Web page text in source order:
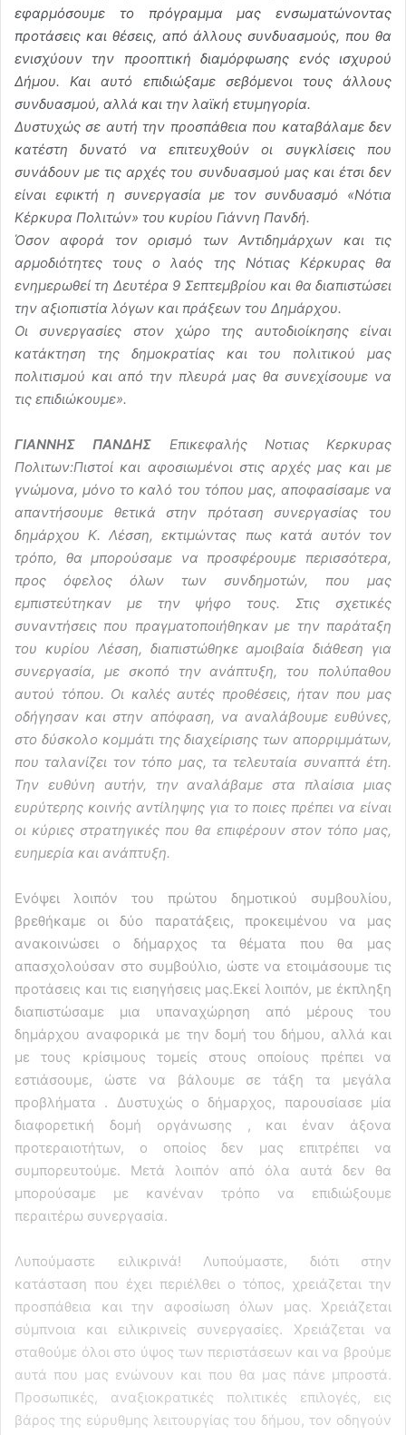
εφαρμόσουμε το πρόγραμμα μας ενσωματώνοντας
προτάσεις και θέσεις, από άλλους συνδυασμούς, που θα
ενισχύουν την προοπτική διαμόρφωσης ενός ισχυρού
Δήμου. Και αυτό επιδιώξαμε σεβόμενοι τους άλλους
συνδυασμού, αλλά και την λαϊκή ετυμηγορία.
Δυστυχώς σε αυτή την προσπάθεια που καταβάλαμε δεν
κατέστη δυνατό να επιτευχθούν οι συγκλίσεις που
συνάδουν με τις αρχές του συνδυασμού μας και έτσι δεν
είναι εφικτή η συνεργασία με τον συνδυασμό «Νότια
Κέρκυρα Πολιτών» του κυρίου Γιάννη Πανδή.
Όσον αφορά τον ορισμό των Αντιδημάρχων και τις
αρμοδιότητες τους ο λαός της Νότιας Κέρκυρας θα
ενημερωθεί τη Δευτέρα 9 Σεπτεμβρίου και θα διαπιστώσει
την αξιοπιστία λόγων και πράξεων του Δημάρχου.
Οι συνεργασίες στον χώρο της αυτοδιοίκησης είναι
κατάκτηση της δημοκρατίας και του πολιτικού μας
πολιτισμού και από την πλευρά μας θα συνεχίσουμε να
τις επιδιώκουμε».
ΓΙΑΝΝΗΣ ΠΑΝΔΗΣ Επικεφαλής Νοτιας Κερκυρας
Πολιτων:Πιστοί και αφοσιωμένοι στις αρχές μας και με
γνώμονα, μόνο το καλό του τόπου μας, αποφασίσαμε να
απαντήσουμε θετικά στην πρόταση συνεργασίας του
δημάρχου Κ. Λέσση, εκτιμώντας πως κατά αυτόν τον
τρόπο, θα μπορούσαμε να προσφέρουμε περισσότερα,
προς όφελος όλων των συνδημοτών, που μας
εμπιστεύτηκαν με την ψήφο τους. Στις σχετικές
συναντήσεις που πραγματοποιήθηκαν με την παράταξη
του κυρίου Λέσση, διαπιστώθηκε αμοιβαία διάθεση για
συνεργασία, με σκοπό την ανάπτυξη, του πολύπαθου
αυτού τόπου. Οι καλές αυτές προθέσεις, ήταν που μας
οδήγησαν και στην απόφαση, να αναλάβουμε ευθύνες,
στο δύσκολο κομμάτι της διαχείρισης των απορριμμάτων,
που ταλανίζει τον τόπο μας, τα τελευταία συναπτά έτη.
Την ευθύνη αυτήν, την αναλάβαμε στα πλαίσια μιας
ευρύτερης κοινής αντίληψης για το ποιες πρέπει να είναι
οι κύριες στρατηγικές που θα επιφέρουν στον τόπο μας,
ευημερία και ανάπτυξη.
Ενόψει λοιπόν του πρώτου δημοτικού συμβουλίου,
βρεθήκαμε οι δύο παρατάξεις, προκειμένου να μας
ανακοινώσει ο δήμαρχος τα θέματα που θα μας
απασχολούσαν στο συμβούλιο, ώστε να ετοιμάσουμε τις
προτάσεις και τις εισηγήσεις μας.Εκεί λοιπόν, με έκπληξη
διαπιστώσαμε μια υπαναχώρηση από μέρους του
δημάρχου αναφορικά με την δομή του δήμου, αλλά και
με τους κρίσιμους τομείς στους οποίους πρέπει να
εστιάσουμε, ώστε να βάλουμε σε τάξη τα μεγάλα
προβλήματα . Δυστυχώς ο δήμαρχος, παρουσίασε μία
διαφορετική δομή οργάνωσης , και έναν άξονα
προτεραιοτήτων, ο οποίος δεν μας επιτρέπει να
συμπορευτούμε. Μετά λοιπόν από όλα αυτά δεν θα
μπορούσαμε με κανέναν τρόπο να επιδιώξουμε
περαιτέρω συνεργασία.
Λυπούμαστε ειλικρινά! Λυπούμαστε, διότι στην
κατάσταση που έχει περιέλθει ο τόπος, χρειάζεται την
προσπάθεια και την αφοσίωση όλων μας. Χρειάζεται
σύμπνοια και ειλικρινείς συνεργασίες. Χρειάζεται να
σταθούμε όλοι στο ύψος των περιστάσεων και να βρούμε
αυτά που μας ενώνουν και που θα μας πάνε μπροστά.
Προσωπικές, αναξιοκρατικές πολιτικές επιλογές, εις
βάρος της εύρυθμης λειτουργίας του δήμου, τον οδηγούν